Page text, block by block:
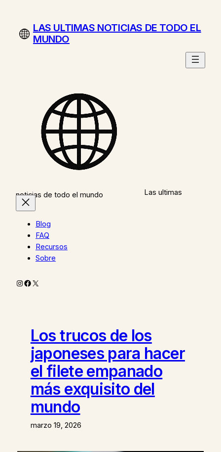
contenidoLAS ULTIMAS NOTICIAS DE TODO EL
MUNDO
Las ultimas
noticias de todo el mundo
Blog
FAQ
Recursos
Sobre
Instagram
Facebook
X
Los trucos de los
japoneses para hacer
el filete empanado
más exquisito del
mundo
marzo 19, 2026